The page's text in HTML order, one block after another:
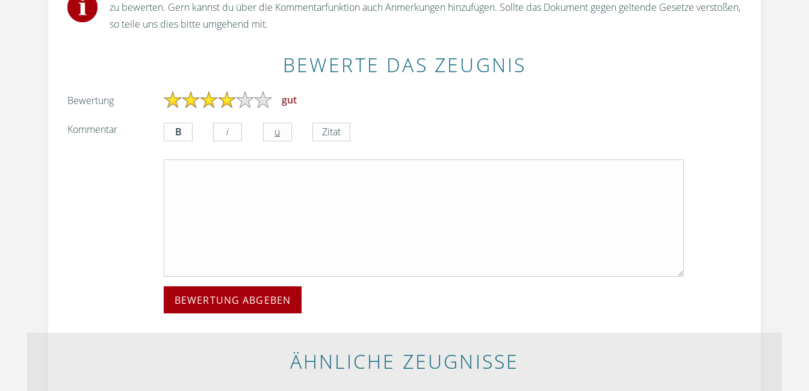
zu bewerten. Gern kannst du über die Kommentarfunktion auch Anmerkungen hinzufügen. Sollte das Dokument gegen geltende Gesetze verstoßen,
so teile uns dies bitte umgehend mit.
BEWERTE DAS ZEUGNIS
Bewertung gut
Kommentar
BEWERTUNG ABGEBEN
ÄHNLICHE ZEUGNISSE